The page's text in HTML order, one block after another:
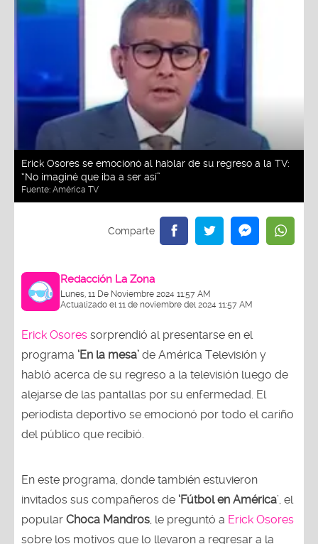
Erick Osores se emocionó al hablar de su regreso a la TV:
“No imaginé que iba a ser así”
Fuente: América TV
Redacción La Zona
Lunes, 11 De Noviembre 2024 11:57 AM
Actualizado el 11 de noviembre del 2024 11:57 AM
Erick Osores sorprendió al presentarse en el
programa ‘En la mesa’ de América Televisión y
habló acerca de su regreso a la televisión luego de
alejarse de las pantallas por su enfermedad. El
periodista deportivo se emocionó por todo el cariño
del público que recibió.
En este programa, donde también estuvieron
invitados sus compañeros de ‘Fútbol en América’, el
popular Choca Mandros , le preguntó a Erick Osores
sobre los motivos que lo llevaron a regresar a la